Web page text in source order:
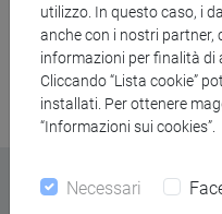
La vecindad de las
Leo León, Leo Le Gris
La risa de dios
utilizzo. In questo caso, i
anche con i nostri partner,
informazioni per finalità di
Cliccando “Lista cookie”
installati. Per ottenere
“Informazioni sui cookies”.
Necessari